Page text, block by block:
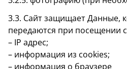
3.3. Сайт защищает Данные,
передаются при посещении
– IP адрес;
– информация из cookies;
– информация о браузере